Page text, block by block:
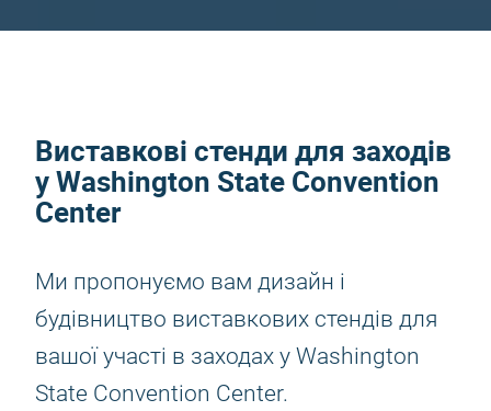
Виставкові стенди для заходів
у Washington State Convention
Center
Ми пропонуємо вам дизайн і
будівництво виставкових стендів для
вашої участі в заходах у Washington
State Convention Center.